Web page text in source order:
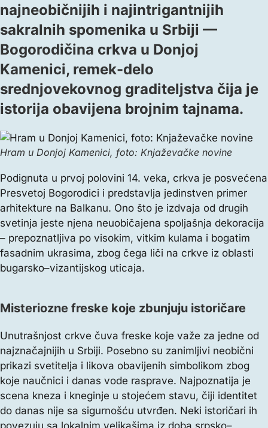
najneobičnijih i najintrigantnijih
sakralnih spomenika u Srbiji —
Bogorodičina crkva u Donjoj
Kamenici, remek-delo
srednjovekovnog graditeljstva čija je
istorija obavijena brojnim tajnama.
Hram u Donjoj Kamenici, foto: Knjaževačke novine
Podignuta u prvoj polovini 14. veka, crkva je posvećena
Presvetoj Bogorodici i predstavlja jedinstven primer
arhitekture na Balkanu. Ono što je izdvaja od drugih
svetinja jeste njena neuobičajena spoljašnja dekoracija
– prepoznatljiva po visokim, vitkim kulama i bogatim
fasadnim ukrasima, zbog čega liči na crkve iz oblasti
bugarsko–vizantijskog uticaja.
Misteriozne freske koje zbunjuju istoričare
Unutrašnjost crkve čuvа freske koje važe za jedne od
najznačajnijih u Srbiji. Posebno su zanimljivi neobični
prikazi svetitelja i likova obavijenih simbolikom zbog
koje naučnici i danas vode rasprave. Najpoznatija je
scena kneza i kneginje u stojećem stavu, čiji identitet
do danas nije sa sigurnošću utvrđen. Neki istoričari ih